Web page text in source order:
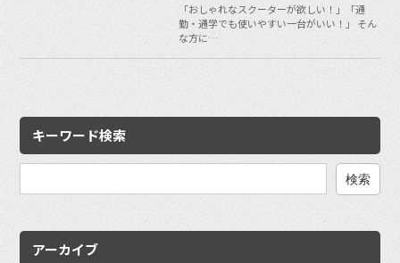
「おしゃれなスクーターが欲しい！」「通
勤・通学でも使いやすい一台がいい！」 そん
な方に…
キーワード検索
アーカイブ